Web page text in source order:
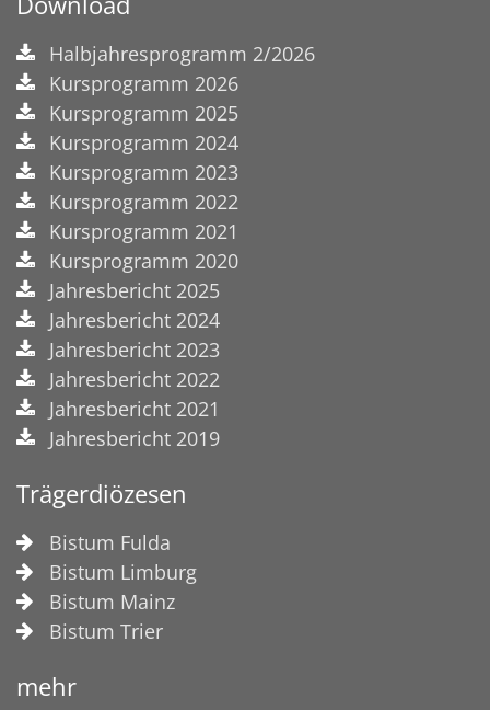
Halbjahresprogramm 2/2026
Kursprogramm 2026
Kursprogramm 2025
Kursprogramm 2024
Kursprogramm 2023
Kursprogramm 2022
Kursprogramm 2021
Kursprogramm 2020
Jahresbericht 2025
Jahresbericht 2024
Jahresbericht 2023
Jahresbericht 2022
Jahresbericht 2021
Jahresbericht 2019
Trägerdiözesen
Bistum Fulda
Bistum Limburg
Bistum Mainz
Bistum Trier
mehr